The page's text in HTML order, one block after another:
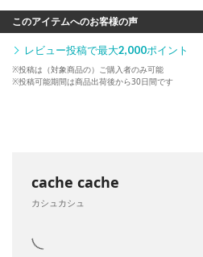
このアイテムへのお客様の声
レビュー投稿で最大2,000ポイント
※投稿は（対象商品の）ご購入者のみ可能
※投稿可能期間は商品出荷後から30日間です
cache cache
カシュカシュ